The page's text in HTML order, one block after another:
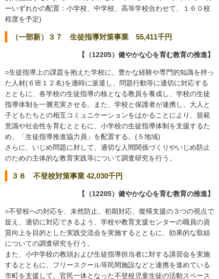
ーいずれかの配置：小学校、中学校、高等学校合わせて、１６０校
程度を予定)
（一部新）３７ 生徒指導対策事業 55,411千円
【（12205）健やかな心を育む教育の推進】
○生徒指導上の課題を抱えた学校に、豊かな経験や専門的知識を持っ
た人材(６班１２名)を適時に派遣し、問題行動等に適切に対応する
とともに、各学校の生徒指導の核となる教員を養成し、学校の生徒
指導体制を一層充実させる。また、学校と保護者が連携し、大人と
子どもたちとの相互コミュニケーションをはかることにより、規範
意識や社会性を育むとともに、小学校の生徒指導体制を支援するた
め、「生徒指導推進協力員」を配置する。(５地域)
さらに、いじめ問題に対して、適切な人間関係づくりやいじめ防止
のための主体的な教育実践等について調査研究を行う。
３８ 不登校対策事業 42,030千円
【（12205）健やかな心を育む教育の推進】
○不登校への対応を、未然防止、初期対応、復帰支援の３つの視点で
捉え、適切に対応できるよう、学校や教育支援センターの職員の資
質向上を目的とした実践交流会を実施するとともに、効果的な取組
についての調査研究を行う。
また、小中学校の教頭および生徒指導担当者に対する講習会を実施
するとともに、フリースクール等民間施設などと連携を進めている
市町を支援して、官民一体となった不登校児童生徒の活動スペース